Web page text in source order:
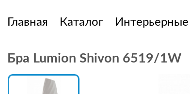
Главная Каталог
Бра Lumion Shivon 6519/1W